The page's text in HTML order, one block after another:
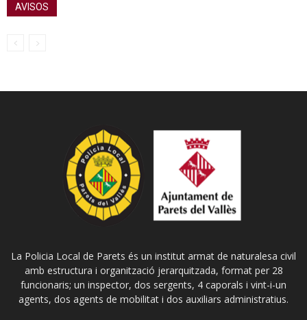
AVISOS
La Policia Local de Parets és un institut armat de naturalesa civil
amb estructura i organització jerarquitzada, format per 28
funcionaris; un inspector, dos sergents, 4 caporals i vint-i-un
agents, dos agents de mobilitat i dos auxiliars administratius.